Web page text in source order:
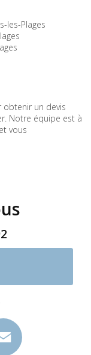
les-Plages
un devis
Notre équipe est à
vous